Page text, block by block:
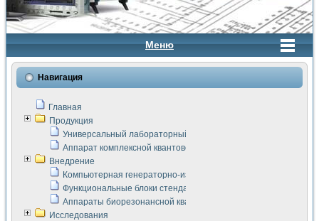
Меню
Навигация
Главная
Продукция
Универсальный лабораторный стенд "Сигнал-USB"
Аппарат комплексной квантовой терапии Интроскан
Внедрение
Компьютерная генераторно-измерительная система
Функциональные блоки стенда "Сигнал-USB"
Аппараты биорезонансной квантовой терапии серии СКАН
Исследования